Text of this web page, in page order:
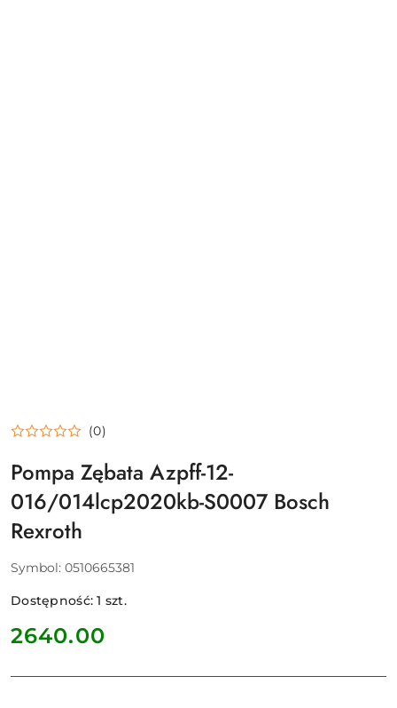
(0)
Pompa Zębata Azpff-12-
016/014lcp2020kb-S0007 Bosch
Rexroth
Symbol: 0510665381
Dostępność:1 szt.
cena:
2640.00